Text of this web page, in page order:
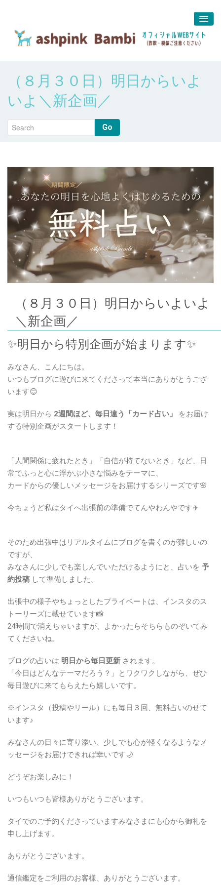
about us
堀江 真代
（８月３０日）明日からいよ
いよ＼新企画／
Go
（８月３０日）明日からいよいよ
＼新企画／
✨明日から特別企画が始まります✨
みなさん、こんにちは。
いつもブログに遊びに来てくださって本当にありがとうござ
います😊
実は明日から 2週間ほど、毎日違う「カード占い」
をお届け
する特別企画がスタートします！
「人間関係に疲れたとき」「自信が持てないとき」など、日
常でふっと心に浮かぶ小さな悩みをテーマに、
カードからの優しいメッセージをお届けするシリーズです🌸
今ちょうど私はタイへ出張前の準備でてんやわんやです✈️
そのため出張中はリアルタイムにブログを書くのが難しいの
ですが、
みなさんに少しでも楽しんでいただけるようにと、占いを 予
約投稿 して準備しました。
出張中の様子やちょっとしたプライベートは、インスタのス
トーリーズに載せています📸
24時間で消えちゃいますが、よかったらそちらものぞいてみ
てくださいね。
ブログの占いは 明日から毎日更新 されます。
「今日はどんなテーマだろう？」とワクワクしながら、ぜひ
毎日遊びに来てもらえたら嬉しいです。
※インスタ（投稿やリール）にも毎日３回、無料占いのせて
います♪
みなさんの日々に寄り添い、少しでも心が軽くなるようなメ
ッセージをお届けできれば幸いです🌙
どうぞお楽しみに！
いつもいつも皆様ありがとうございます。
タイでのご予約くださっていますみなさまにも心から御礼を
申し上げます。
ありがとうございます。
通信鑑定をご利用のお客様、ありがとうございます。